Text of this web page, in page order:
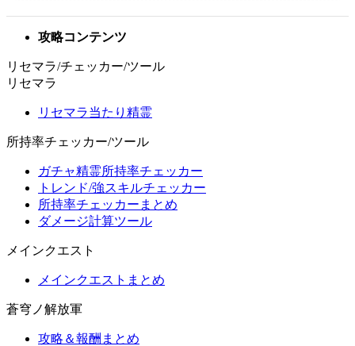
攻略コンテンツ
リセマラ/チェッカー/ツール
リセマラ
リセマラ当たり精霊
所持率チェッカー/ツール
ガチャ精霊所持率チェッカー
トレンド/強スキルチェッカー
所持率チェッカーまとめ
ダメージ計算ツール
メインクエスト
メインクエストまとめ
蒼穹ノ解放軍
攻略＆報酬まとめ